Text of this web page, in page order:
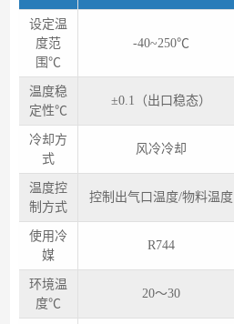
设定温
度范
围℃
-40~250℃
温度稳
定性℃
±0.1（出口稳态）
冷却方
式
风冷冷却
温度控
制方式
控制出气口温度/物料温度
使用冷
媒
R744
环境温
度℃
20～30